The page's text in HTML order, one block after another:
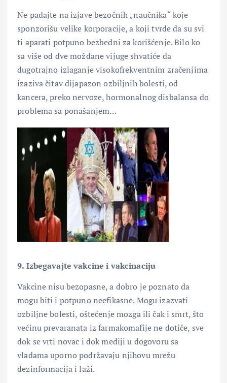
Ne padajte na izjave bezočnih „naučnika“ koje
sponzorišu velike korporacije, a koji tvrde da su svi
ti aparati potpuno bezbedni za korišćenje. Bilo ko
sa više od dve moždane vijuge shvatiće da
dugotrajno izlaganje visokofrekventnim zračenjima
izaziva čitav dijapazon ozbiljnih bolesti, od
kancera, preko nervoze, hormonalnog disbalansa do
problema sa ponašanjem…
9. Izbegavajte vakcine i vakcinaciju
Vakcine nisu bezopasne, a dobro je poznato da
mogu biti i potpuno neefikasne. Mogu izazvati
ozbiljne bolesti, oštećenje mozga ili čak i smrt, što
većinu prevaranata iz farmakomafije ne dotiče, sve
dok se vrti novac i dok mediji u dogovoru sa
vladama uporno podržavaju njihovu mrežu
dezinformacija i laži.